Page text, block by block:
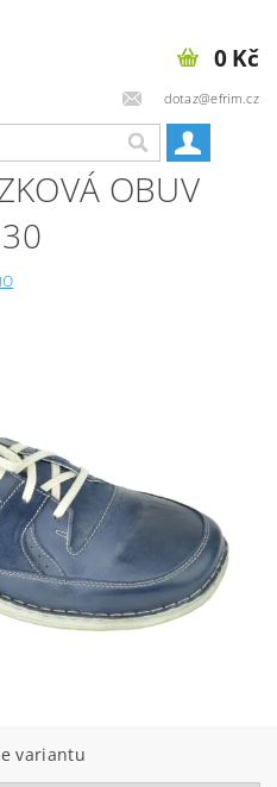
dotaz@efrim.cz
0 Kč
OBUV
variantu